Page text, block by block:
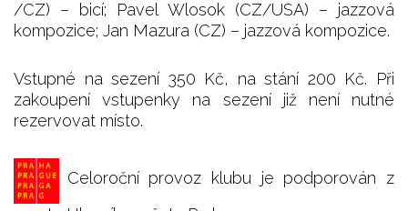
/CZ) – bicí; Pavel Wlosok (CZ/USA) – jazzová
kompozice; Jan Mazura (CZ) – jazzová kompozice.
Vstupné na sezení 350 Kč, na stání 200 Kč. Při
zakoupení vstupenky na sezení již není nutné
rezervovat místo.
Celoroční provoz klubu je podporován z